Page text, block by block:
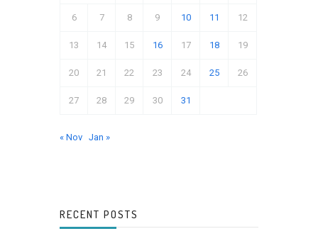
6 7 8 9 10 11 12
13 14 15 16 17 18 19
20 21 22 23 24 25 26
27 28 29 30 31
« Nov Jan »
RECENT POSTS